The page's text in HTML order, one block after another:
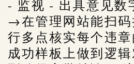
- 监视 - 出具意见数
→在管理网站能扫
行多点核实每个违
成功样板上做到逻